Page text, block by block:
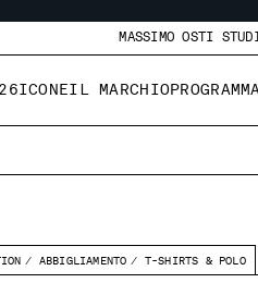
MASSIMO OSTI
ICONEIL MARCHIO
ABBIGLIAMENTO T-SHIRTS & POLO